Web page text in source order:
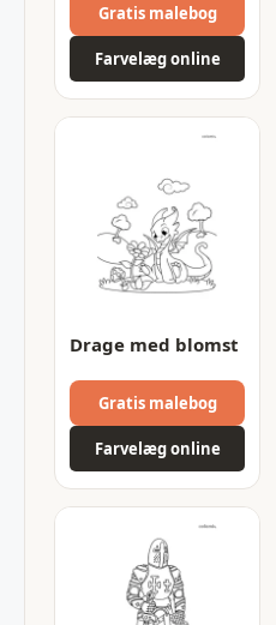
Gratis malebog
Farvelæg online
Drage med blomst
Gratis malebog
Farvelæg online